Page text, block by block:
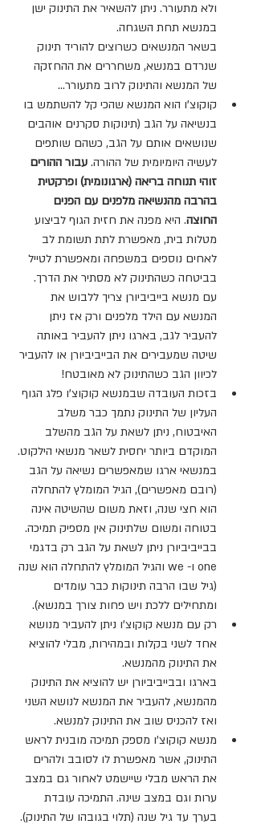
ולא מתעורר. ניתן להשאיר את התינוק ישן
במנשא תחת השגחה.
בשאר המנשאים כשרוצים להוריד תינוק
שנרדם במנשא, משחררים את ההחזקה
של המנשא והתינוק לרוב מתעורר...
קוקוצ'ו הוא המנשא שהכי קל להשתמש בו
בנשיאה על הגב (תינוקות סקרנים אוהבים
שנושאים אותם על הגב, כשהם שותפים
לעשיה היומיומית של ההורה. עבור ההורים
זוהי תנוחה בריאה (ארגונומית) ופרקטית
בהרבה מהנשיאה מלפנים עם הפנים
החוצה. היא מפנה את חזית הגוף לביצוע
מטלות בית, מאפשרת לתת תשומת לב
לאחים נוספים במשפחה ומאפשרת לטייל
בביטחה כשהתינוק לא מסתיר את הדרך.
עם מנשא בייביביורן צריך ללבוש את
המנשא עם הילד מלפנים ורק אז ניתן
להעביר לגב, בארגו ניתן להעביר באותה
שיטה שמעבירים את הבייביביורן או להעביר
לכיוון הגב כשהתינוק לא מאובטח!
בזכות העובדה שבמנשא קוקוצ'ו פלג הגוף
העליון של התינוק נתמך כבר משלב
האיבטוח, ניתן לשאת על הגב מהשלב
המוקדם ביותר יחסית לשאר מנשאי הילקוט.
במנשאי ארגו שמאפשרים נשיאה על הגב
(רובם מאפשרים), הגיל המומלץ להתחלה
הוא חצי שנה, וזאת משום שהשיטה אינה
בטוחה ומשום שלתינוק אין מספיק תמיכה.
בבייביביורן ניתן לשאת על הגב רק בדגמי
one ו- we והגיל המומלץ להתחלה הוא שנה
(גיל שבו הרבה תינוקות כבר עומדים
ומתחילים ללכת ויש פחות צורך במנשא).
רק עם מנשא קוקוצ'ו ניתן להעביר מנושא
אחד לשני בקלות ובמהירות, מבלי להוציא
את התינוק מהמנשא.
בארגו ובבייביביורן יש להוציא את התינוק
מהמנשא, להעביר את המנשא לנושא השני
ואז להכניס שוב את התינוק למנשא.
מנשא קוקוצ'ו מספק תמיכה מובנית לראש
התינוק, אשר מאפשרת לו לסובב ולהרים
את הראש מבלי שיישמט לאחור גם במצב
ערות וגם במצב שינה. התמיכה עובדת
בערך עד גיל שנה (תלוי בגובהו של התינוק).